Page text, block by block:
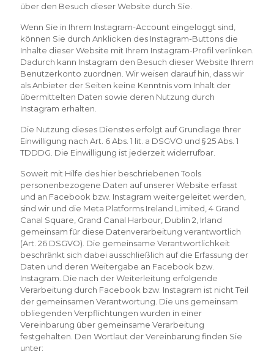
über den Besuch dieser Website durch Sie.
Wenn Sie in Ihrem Instagram-Account eingeloggt sind,
können Sie durch Anklicken des Instagram-Buttons die
Inhalte dieser Website mit Ihrem Instagram-Profil verlinken.
Dadurch kann Instagram den Besuch dieser Website Ihrem
Benutzerkonto zuordnen. Wir weisen darauf hin, dass wir
als Anbieter der Seiten keine Kenntnis vom Inhalt der
übermittelten Daten sowie deren Nutzung durch
Instagram erhalten.
Die Nutzung dieses Dienstes erfolgt auf Grundlage Ihrer
Einwilligung nach Art. 6 Abs. 1 lit. a DSGVO und § 25 Abs. 1
TDDDG. Die Einwilligung ist jederzeit widerrufbar.
Soweit mit Hilfe des hier beschriebenen Tools
personenbezogene Daten auf unserer Website erfasst
und an Facebook bzw. Instagram weitergeleitet werden,
sind wir und die Meta Platforms Ireland Limited, 4 Grand
Canal Square, Grand Canal Harbour, Dublin 2, Irland
gemeinsam für diese Datenverarbeitung verantwortlich
(Art. 26 DSGVO). Die gemeinsame Verantwortlichkeit
beschränkt sich dabei ausschließlich auf die Erfassung der
Daten und deren Weitergabe an Facebook bzw.
Instagram. Die nach der Weiterleitung erfolgende
Verarbeitung durch Facebook bzw. Instagram ist nicht Teil
der gemeinsamen Verantwortung. Die uns gemeinsam
obliegenden Verpflichtungen wurden in einer
Vereinbarung über gemeinsame Verarbeitung
festgehalten. Den Wortlaut der Vereinbarung finden Sie
unter: